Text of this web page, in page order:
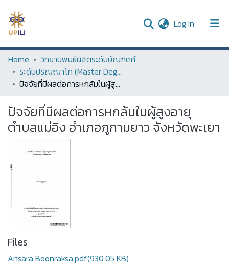
Log In (current)
UPDC
Communities & Collections
Statistics
Home
วิทยานิพนธ์นิสิตระดับบัณฑิตศึกษา (Thesis of Graduate Students)
ระดับปริญญาโท (Master Degree)
ปัจจัยที่มีผลต่อการหกล้มในผู้สูงอายุ ตำบลแม่อิง อำเภอภูกามยาว จังหวัดพะเยา
ปัจจัยที่มีผลต่อการหกล้มในผู้สูงอายุ
ตำบลแม่อิง อำเภอภูกามยาว จังหวัดพะเยา
Files
Arisara Boonraksa.pdf(930.05 KB)